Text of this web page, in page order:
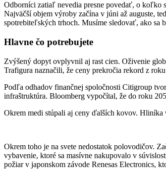
Odborníci zatiaľ nevedia presne povedať, o koľko
Najväčší objem výroby začína v júni až auguste,
spotrebiteľských trhoch. Musíme sledovať, ako sa
Hlavne čo potrebujete
Zvýšený dopyt ovplyvnil aj rast cien. Oživenie
Trafigura naznačili, že ceny prekročia rekord z
Podľa odhadov finančnej spoločnosti Citigroup
infraštruktúra. Bloomberg vypočítal, že do roku
Okrem medi stúpali aj ceny ďalších kovov. Hliníka
Okrem toho je na svete nedostatok polovodičov.
vybavenie, ktoré sa masívne nakupovalo v
požiar v japonskom závode Renesas Electronics,